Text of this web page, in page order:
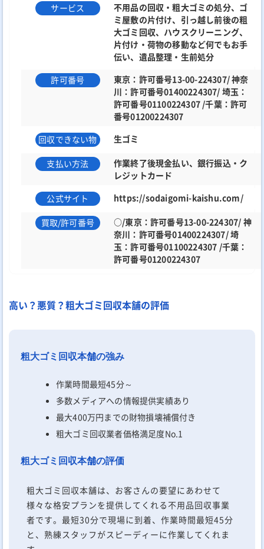
サービス
不用品の回収・粗大ゴミの処分、ゴ
ミ屋敷の片付け、引っ越し前後の粗
大ゴミ回収、ハウスクリーニング、
片付け・荷物の移動など何でもお手
伝い、遺品整理・生前処分
許可番号
東京：許可番号13-00-224307/ 神奈
川：許可番号01400224307/ 埼玉：
許可番号01100224307 /千葉：許可
番号01200224307
回収できない物
生ゴミ
支払い方法
作業終了後現金払い、銀行振込・ク
レジットカード
公式サイト
https://sodaigomi-kaishu.com/
買取/許可番号
○/東京：許可番号13-00-224307/ 神
奈川：許可番号01400224307/ 埼
玉：許可番号01100224307 /千葉：
許可番号01200224307
高い？悪質？粗大ゴミ回収本舗の評価
粗大ゴミ回収本舗の強み
作業時間最短45分～
多数メディアへの情報提供実績あり
最大400万円までの財物損壊補償付き
粗大ゴミ回収業者価格満足度No.1
粗大ゴミ回収本舗の評価
粗大ゴミ回収本舗は、お客さんの要望にあわせて
様々な格安プランを提供してくれる不用品回収事業
者です。最短30分で現場に到着、作業時間最短45分
と、熟練スタッフがスピーディーに作業してくれま